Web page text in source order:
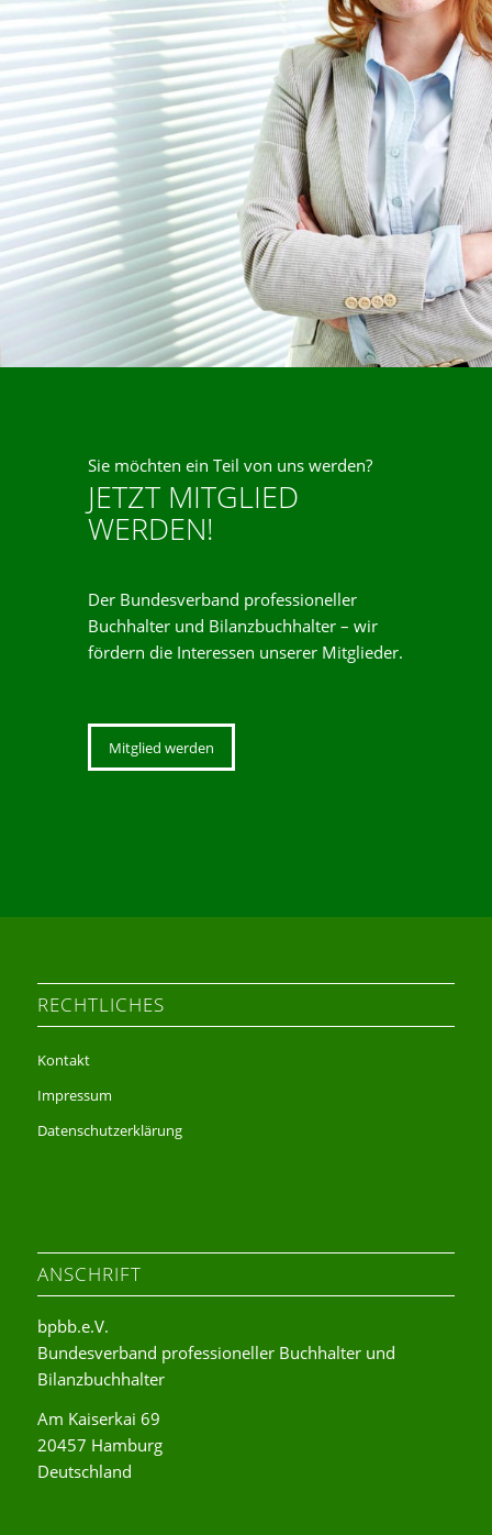
Sie möchten ein Teil von uns werden?
JETZT MITGLIED
WERDEN!
Der Bundesverband professioneller
Buchhalter und Bilanzbuchhalter – wir
fördern die Interessen unserer Mitglieder.
Mitglied werden
RECHTLICHES
Kontakt
Impressum
Datenschutzerklärung
ANSCHRIFT
bpbb.e.V.
Bundesverband professioneller Buchhalter und
Bilanzbuchhalter
Am Kaiserkai 69
20457 Hamburg
Deutschland